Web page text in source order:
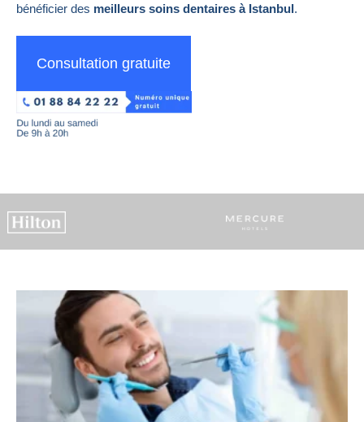
bénéficier des meilleurs soins dentaires à Istanbul.
Consultation gratuite